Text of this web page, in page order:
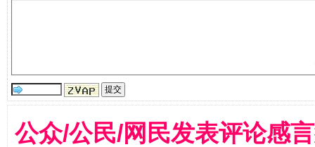
"炒
公众/公民/网民发表评论感